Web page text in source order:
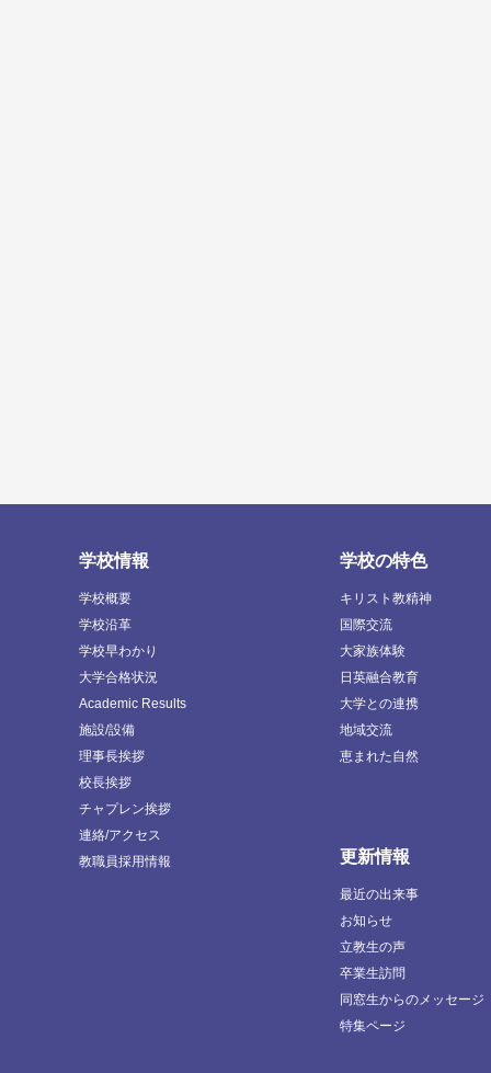
学校情報
学校概要
学校沿革
学校早わかり
大学合格状況
Academic Results
施設/設備
理事長挨拶
校長挨拶
チャプレン挨拶
連絡/アクセス
教職員採用情報
学校の特色
キリスト教精神
国際交流
大家族体験
日英融合教育
大学との連携
地域交流
恵まれた自然
更新情報
最近の出来事
お知らせ
立教生の声
卒業生訪問
同窓生からのメッセージ
特集ページ